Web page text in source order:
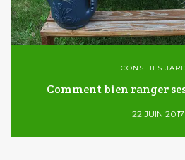
CONSEILS
Comment bien ranger
22 JUIN 2017